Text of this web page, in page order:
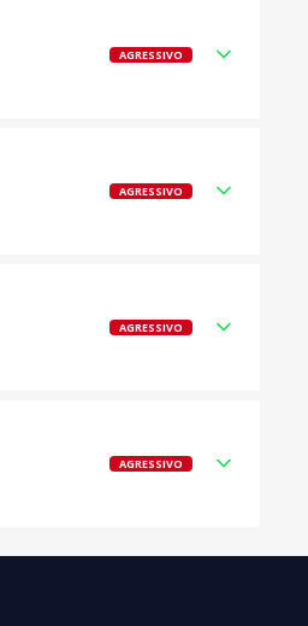
AGRESSIVO
AGRESSIVO
AGRESSIVO
AGRESSIVO